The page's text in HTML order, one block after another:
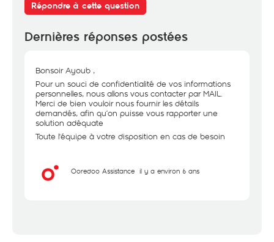
Répondre à cette question
Dernières réponses postées
Bonsoir Ayoub ,
Pour un souci de confidentialité de vos informations
personnelles, nous allons vous contacter par MAIL.
Merci de bien vouloir nous fournir les détails
demandés, afin qu’on puisse vous rapporter une
solution adéquate
Toute l'équipe à votre disposition en cas de besoin
Ooredoo Assistance il y a environ 6 ans